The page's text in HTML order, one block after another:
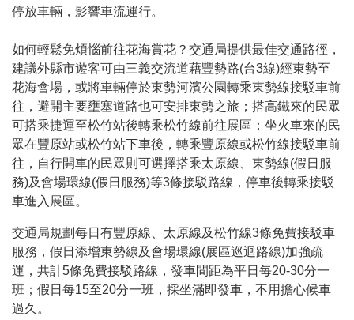
停放車輛，影響車流運行。
如何輕鬆免煩惱前往花海賞花？交通局提供最佳交通路徑，
建議外縣市遊客可由三義交流道藉豐勢路(台3線)經東勢至
花海會場，或將車輛停於東勢河濱公園轉乘東勢線接駁車前
往，避開主要壅塞道路也可安排東勢之旅；搭高鐵來的民眾
可搭乘捷運至松竹站後轉乘松竹線前往展區；坐火車來的民
眾在豐原站或松竹站下車後，轉乘豐原線或松竹線接駁車前
往，自行開車的民眾則可選擇搭乘太原線、東勢線(假日服
務)及會場環線(假日服務)等3條接駁路線，停車後轉乘接駁
車進入展區。
交通局規劃每日有豐原線、太原線及松竹線3條免費接駁車
服務，假日添增東勢線及會場環線(展區巡迴路線)加強疏
運，共計5條免費接駁路線，發車間距為平日每20-30分一
班；假日每15至20分一班，採坐滿即發車，不用擔心候車
過久。